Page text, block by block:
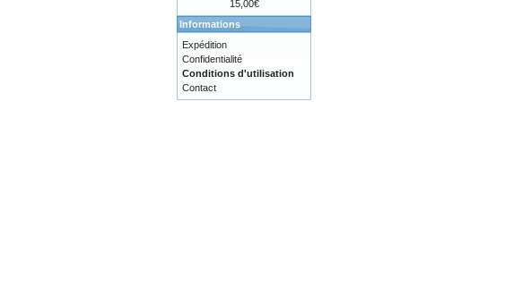
15,00€
Informations
Expédition
Confidentialité
Conditions d'utilisation
Contact